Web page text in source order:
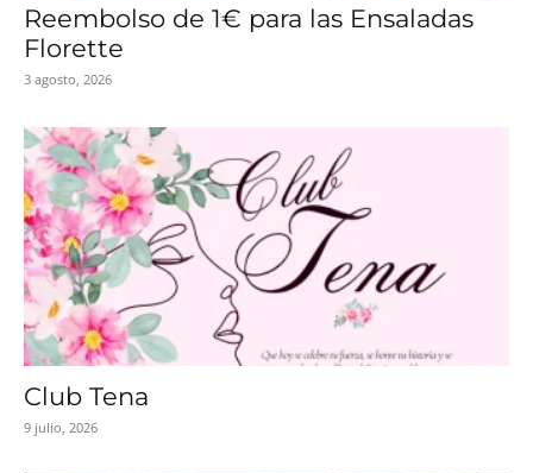
Reembolso de 1€ para las Ensaladas
Florette
3 agosto, 2026
Club Tena
9 julio, 2026